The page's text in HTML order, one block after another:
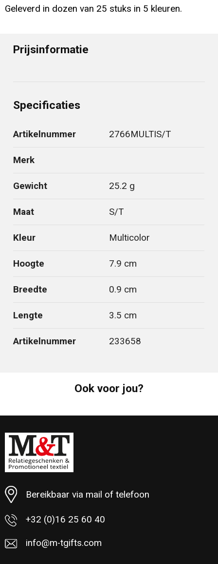
Geleverd in dozen van 25 stuks in 5 kleuren.
Prijsinformatie
Specificaties
Artikelnummer 2766MULTIS/T
Merk
Gewicht 25.2 g
Maat S/T
Kleur Multicolor
Hoogte 7.9 cm
Breedte 0.9 cm
Lengte 3.5 cm
Artikelnummer 233658
Ook voor jou?
Bereikbaar via mail of telefoon
+32 (0)16 25 60 40
info@m-tgifts.com